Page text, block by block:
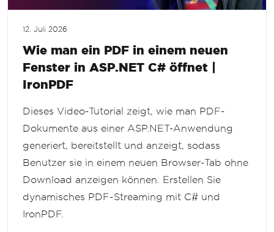
12. Juli 2026
Wie man ein PDF in einem neuen
Fenster in ASP.NET C# öffnet |
IronPDF
Dieses Video-Tutorial zeigt, wie man PDF-
Dokumente aus einer ASP.NET-Anwendung
generiert, bereitstellt und anzeigt, sodass
Benutzer sie in einem neuen Browser-Tab ohne
Download anzeigen können. Erstellen Sie
dynamisches PDF-Streaming mit C# und
IronPDF.